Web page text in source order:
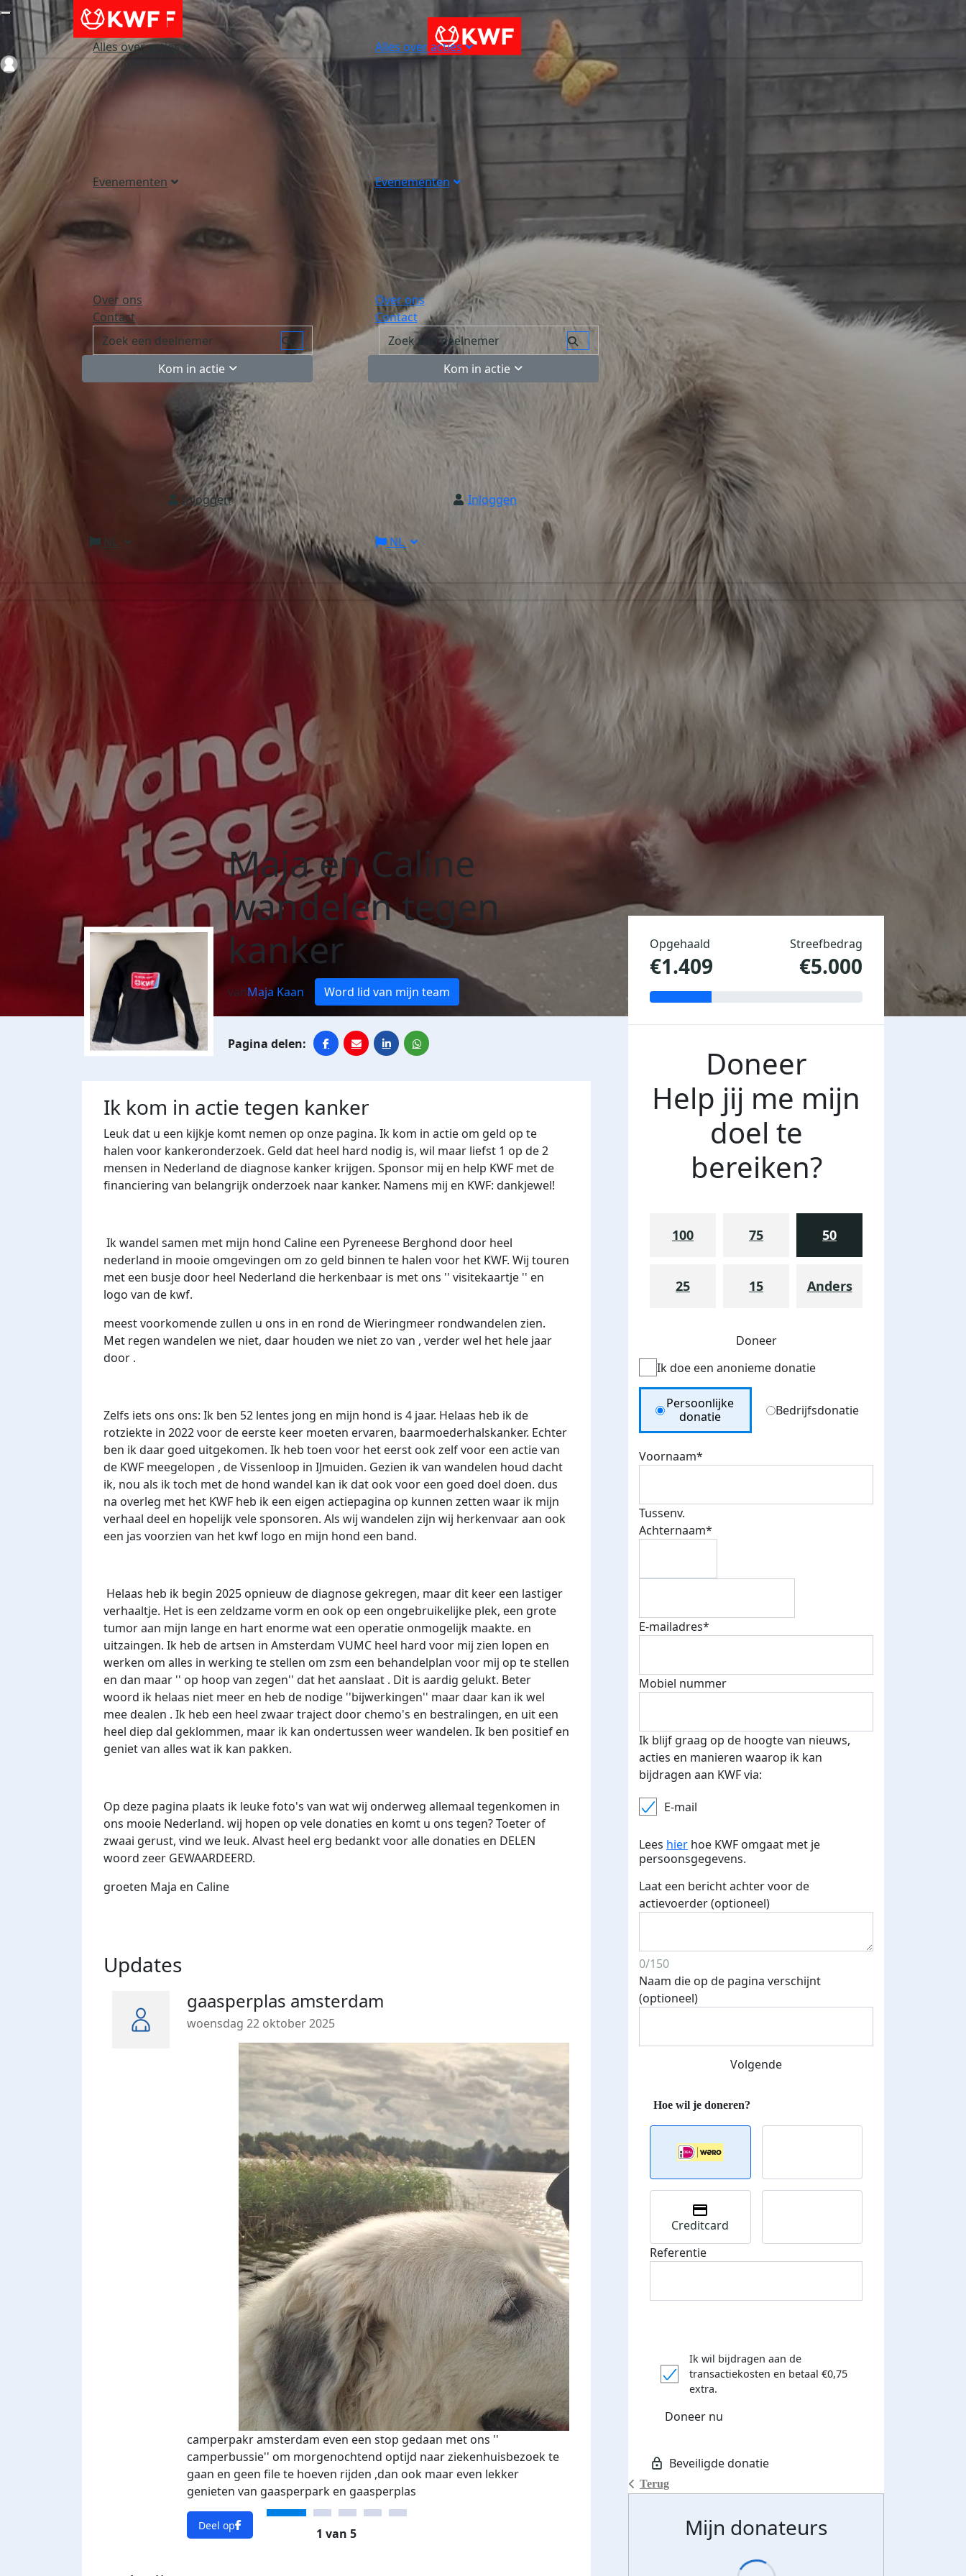
Alles over acties
Evenementen
Over ons
Contact
Kom in actie
Inloggen
NL
Alles over acties
Evenementen
Over ons
Contact
Kom in actie
Inloggen
NL
Login
Maja en Caline
wandelen tegen
kanker
vanMaja Kaan Word lid van mijn team
Ik kom in actie tegen kanker
Leuk dat u een kijkje komt nemen op onze pagina. Ik kom in actie om geld op te
halen voor kankeronderzoek. Geld dat heel hard nodig is, wil maar liefst 1 op de 2
mensen in Nederland de diagnose kanker krijgen. Sponsor mij en help KWF met de
financiering van belangrijk onderzoek naar kanker. Namens mij en KWF: dankjewel!
Ik wandel samen met mijn hond Caline een Pyreneese Berghond door heel
nederland in mooie omgevingen om zo geld binnen te halen voor het KWF. Wij touren
met een busje door heel Nederland die herkenbaar is met ons '' visitekaartje '' en
logo van de kwf.
meest voorkomende zullen u ons in en rond de Wieringmeer rondwandelen zien.
Met regen wandelen we niet, daar houden we niet zo van , verder wel het hele jaar
door .
Zelfs iets ons ons: Ik ben 52 lentes jong en mijn hond is 4 jaar. Helaas heb ik de
rotziekte in 2022 voor de eerste keer moeten ervaren, baarmoederhalskanker. Echter
ben ik daar goed uitgekomen. Ik heb toen voor het eerst ook zelf voor een actie van
de KWF meegelopen , de Vissenloop in IJmuiden. Gezien ik van wandelen houd dacht
ik, nou als ik toch met de hond wandel kan ik dat ook voor een goed doel doen. dus
na overleg met het KWF heb ik een eigen actiepagina op kunnen zetten waar ik mijn
verhaal deel en hopelijk vele sponsoren. Als wij wandelen zijn wij herkenvaar aan ook
een jas voorzien van het kwf logo en mijn hond een band.
Helaas heb ik begin 2025 opnieuw de diagnose gekregen, maar dit keer een lastiger
verhaaltje. Het is een zeldzame vorm en ook op een ongebruikelijke plek, een grote
tumor aan mijn lange en hart enorme wat een operatie onmogelijk maakte. en
uitzaingen. Ik heb de artsen in Amsterdam VUMC heel hard voor mij zien lopen en
werken om alles in werking te stellen om zsm een ​​behandelplan voor mij op te stellen
en dan maar '' op hoop van zegen'' dat het aanslaat . Dit is aardig gelukt. Beter
woord ik helaas niet meer en heb de nodige ''bijwerkingen'' maar daar kan ik wel
mee dealen . Ik heb een heel zwaar traject door chemo's en bestralingen, en uit een
heel diep dal geklommen, maar ik kan ondertussen weer wandelen. Ik ben positief en
geniet van alles wat ik kan pakken.
Op deze pagina plaats ik leuke foto's van wat wij onderweg allemaal tegenkomen in
ons mooie Nederland. wij hopen op vele donaties en komt u ons tegen? Toeter of
zwaai gerust, vind we leuk. Alvast heel erg bedankt voor alle donaties en DELEN
woord zeer GEWAARDEERD.
groeten Maja en Caline
Updates
gaasperplas amsterdam
woensdag 22 oktober 2025
camperpakr amsterdam even een stop gedaan met ons ''
camperbussie'' om morgenochtend optijd naar ziekenhuisbezoek te
gaan en geen file te hoeven rijden ,dan ook maar even lekker
genieten van gaasperpark en gaasperplas
Deel op
Drenthe (Ruinen)
Nog even heerlijk genoten in Drenthe op de Camping
van de natuur en het mooie weer. Dagelijks zelfs gezellig
mooie paarden die mij kwamen begroeten
1 van 5
Opgehaald
€1.409
Streefbedrag
€5.000
Doneer
Help jij me mijn
doel te
bereiken?
100 75 50
25 15 Anders
Doneer
Ik doe een anonieme donatie
Donation Type
Persoonlijke
donatie
Bedrijfsdonatie
Voornaam*
Tussenv.
Achternaam*
E-mailadres*
Mobiel nummer
Ik blijf graag op de hoogte van nieuws,
acties en manieren waarop ik kan
bijdragen aan KWF via:
E-mail
Lees hier hoe KWF omgaat met je
persoonsgegevens.
Laat een bericht achter voor de
actievoerder (optioneel)
0/150
Naam die op de pagina verschijnt
(optioneel)
Volgende
Terug
Creditcard
Referentie
Ik wil bijdragen aan de
transactiekosten en betaal €0,75
extra.
Doneer nu
Mijn donateurs